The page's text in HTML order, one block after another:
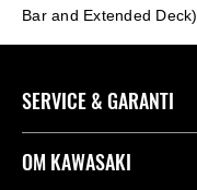
Bar and Extended Deck)
SERVICE & GARANTI
Garanti
OM KAWASAKI